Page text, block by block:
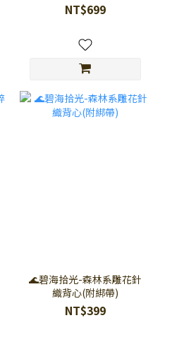
NT$699
🌊碧海拾光-森林系雕花針
織背心(附綁帶)
NT$399